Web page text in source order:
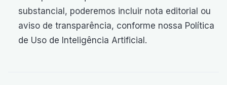
substancial, poderemos incluir nota editorial ou
aviso de transparência, conforme nossa Política
de Uso de Inteligência Artificial.